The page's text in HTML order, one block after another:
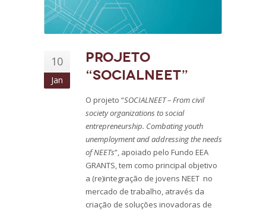
10
Jan
Projeto
“SOCIALNEET”
O projeto “SOCIALNEET – From civil
society organizations to social
entrepreneurship. Combating youth
unemployment and addressing the needs
of NEETs”, apoiado pelo Fundo EEA
GRANTS, tem como principal objetivo
a (re)integração de jovens NEET no
mercado de trabalho, através da
criação de soluções inovadoras de